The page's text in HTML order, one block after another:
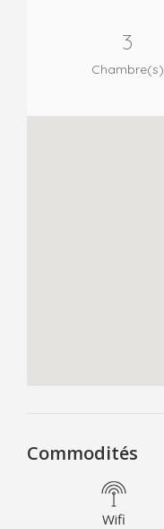
3
Chambre(s)
Commodités
Wifi